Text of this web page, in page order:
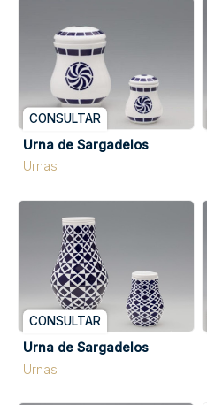
Urna de Sargadelos
Urnas
CONSULTAR
Urna de Sargadelos
Urnas
CONSULTAR